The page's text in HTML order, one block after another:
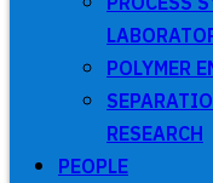
POLYMER
RESEARCH
PEOPLE